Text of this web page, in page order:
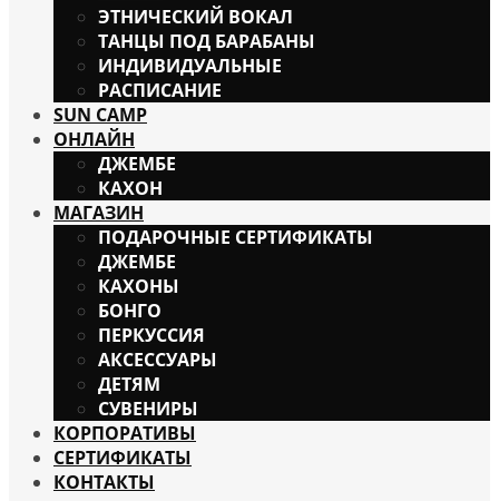
ЭТНИЧЕСКИЙ ВОКАЛ
ТАНЦЫ ПОД БАРАБАНЫ
ИНДИВИДУАЛЬНЫЕ
РАСПИСАНИЕ
SUN CAMP
ОНЛАЙН
ДЖЕМБЕ
КАХОН
МАГАЗИН
ПОДАРОЧНЫЕ СЕРТИФИКАТЫ
ДЖЕМБЕ
КАХОНЫ
БОНГО
ПЕРКУССИЯ
АКСЕССУАРЫ
ДЕТЯМ
СУВЕНИРЫ
КОРПОРАТИВЫ
СЕРТИФИКАТЫ
КОНТАКТЫ